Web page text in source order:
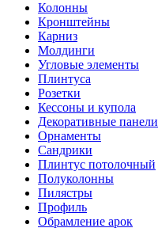
Колонны
Кронштейны
Карниз
Молдинги
Угловые элементы
Плинтуса
Розетки
Кессоны и купола
Декоративные панели
Орнаменты
Сандрики
Плинтус потолочный
Полуколонны
Пилястры
Профиль
Обрамление арок